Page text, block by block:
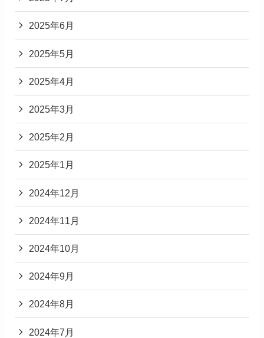
2025年6月
2025年5月
2025年4月
2025年3月
2025年2月
2025年1月
2024年12月
2024年11月
2024年10月
2024年9月
2024年8月
2024年7月